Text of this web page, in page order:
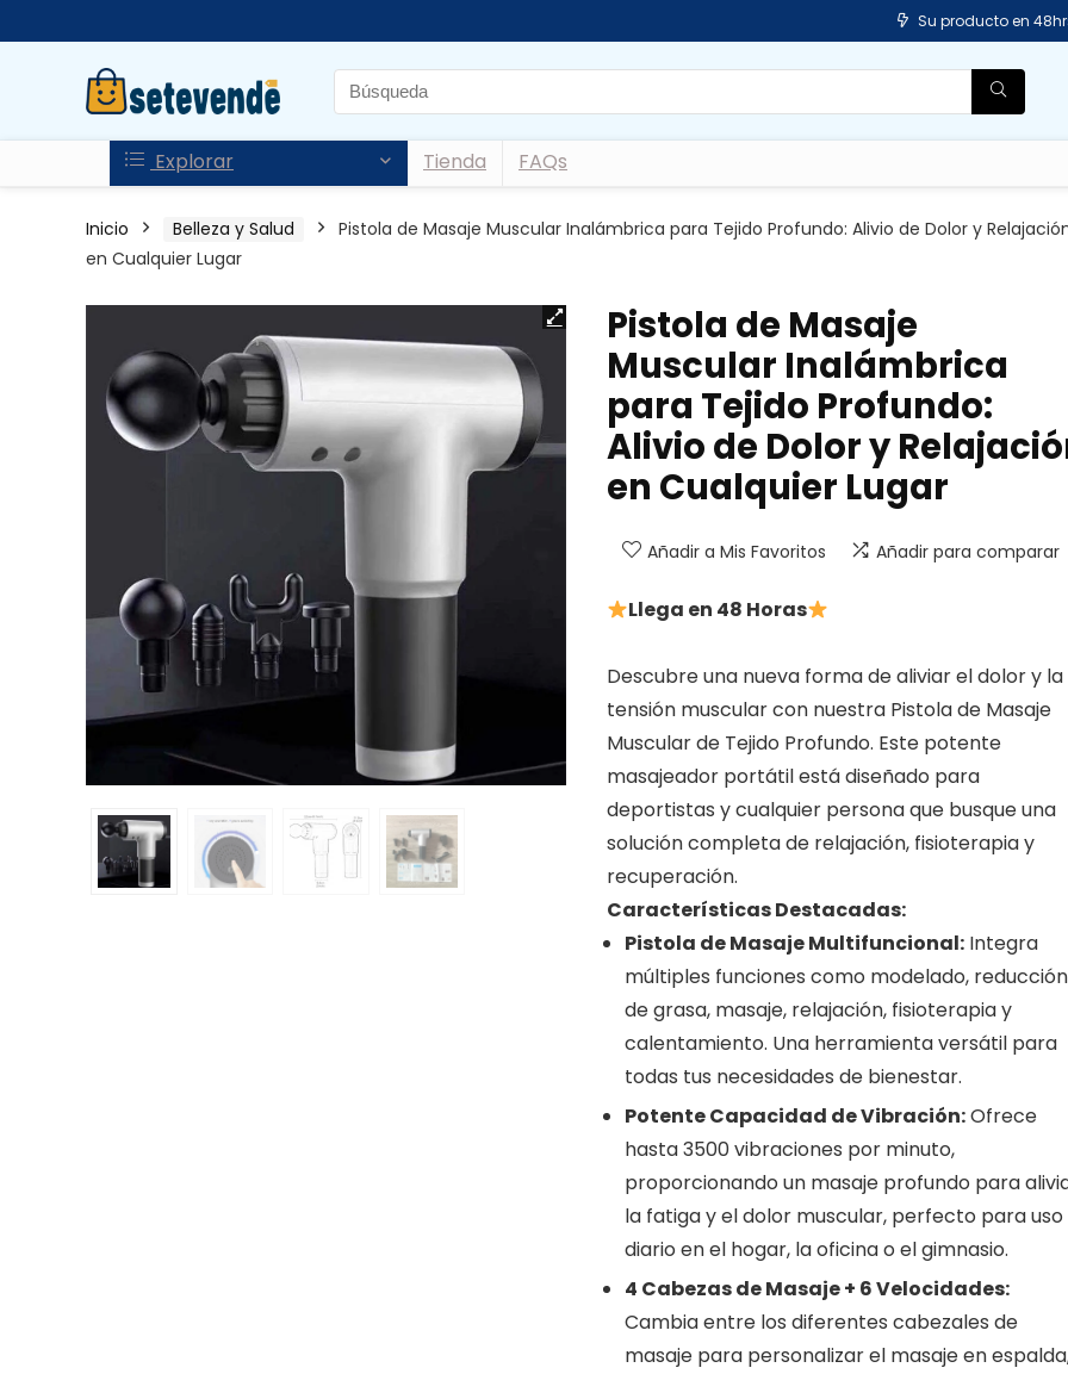
Su producto en
Explorar Tienda FAQs
Inicio Belleza y Salud
Pistola de Masaje Muscular Inalámbrica para Tejido Profundo: Alivio de Dolor y
en Cualquier Lugar
Pistola de Masaje
Muscular Inalámbrica
para Tejido Profundo:
Alivio de Dolor y
en Cualquier Lugar
Añadir a Mis Favoritos Añadir para comparar
Llega en 48 Horas
Descubre una nueva forma de aliviar el dolor y la
tensión muscular con nuestra Pistola de Masaje
Muscular de Tejido Profundo. Este potente
masajeador portátil está diseñado para
deportistas y cualquier persona que busque una
solución completa de relajación, fisioterapia y
recuperación.
Características Destacadas:
Pistola de Masaje Multifuncional:Integra
múltiples funciones como modelado, reducción
de grasa, masaje, relajación, fisioterapia y
calentamiento. Una herramienta versátil para
todas tus necesidades de bienestar.
Potente Capacidad de Vibración:Ofrece
hasta 3500 vibraciones por minuto,
proporcionando un masaje profundo para
la fatiga y el dolor muscular, perfecto para uso
diario en el hogar, la oficina o el gimnasio.
4 Cabezas de Masaje + 6 Velocidades:
Cambia entre los diferentes cabezales de
masaje para personalizar el masaje en